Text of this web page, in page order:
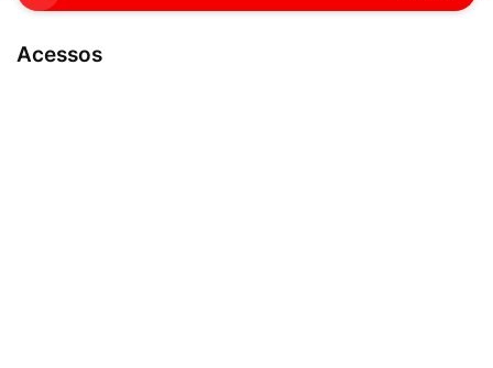
Acessos